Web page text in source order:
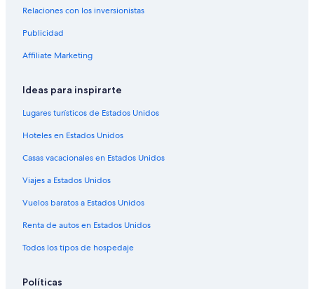
Relaciones con los inversionistas
Publicidad
Affiliate Marketing
Ideas para inspirarte
Lugares turísticos de Estados Unidos
Hoteles en Estados Unidos
Casas vacacionales en Estados Unidos
Viajes a Estados Unidos
Vuelos baratos a Estados Unidos
Renta de autos en Estados Unidos
Todos los tipos de hospedaje
Políticas